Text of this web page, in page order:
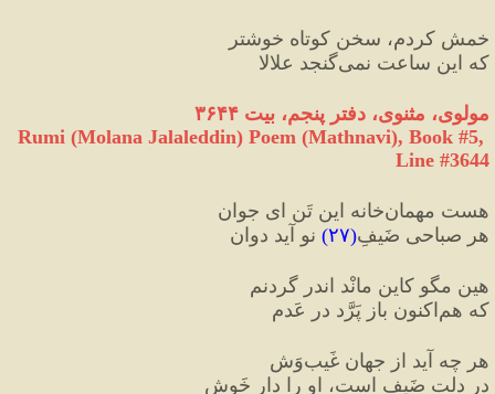
خمش کردم، سخن کوتاه خوشتر
که این ساعت نمی‌گنجد علالا
مولوی، مثنوی، دفتر پنجم، بیت ۳۶۴۴
Rumi (Molana Jalaleddin) Poem (Mathnavi), Book #5,
Line #3644
هست مهمان‌خانه این تَن ای جوان
هر صباحی ضَیفِ(۲۷) نو آید دوان
هین مگو کاین مانْد اندر گردنم
که هم‌‌اکنون باز پَرَّد در عَدم
هر چه آید از جهان غَیب‌وَش
در دلت ضَیف‌ است، او را دار خَوش